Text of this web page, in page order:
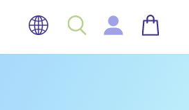
TAAL ZOEK INLOGGEN